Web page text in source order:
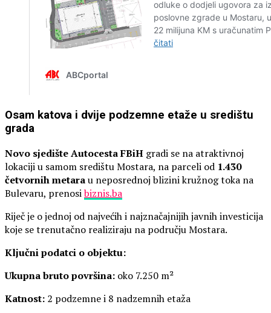
Osam katova i dvije podzemne etaže u središtu
grada
Novo sjedište Autocesta FBiH gradi se na atraktivnoj
lokaciji u samom središtu Mostara, na parceli od 1.430
četvornih metarau neposrednoj blizini kružnog toka na
Bulevaru, prenosibiznis.ba
Riječ je o jednoj od najvećih i najznačajnijih javnih investicija
koje se trenutačno realiziraju na području Mostara.
Ključni podatci o objektu:
Ukupna bruto površina: oko 7.250 m²
Katnost: 2 podzemne i 8 nadzemnih etaža